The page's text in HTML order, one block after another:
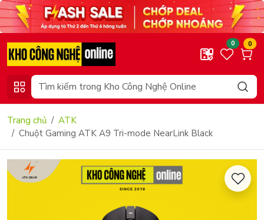
0 0
Trang chủ
ATK
Chuột Gaming ATK A9 Tri-mode NearLink Black